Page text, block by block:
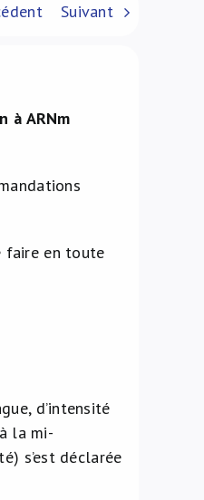
Suivant
à ARNm
faire en toute
d’intensité
la mi-
s’est déclarée